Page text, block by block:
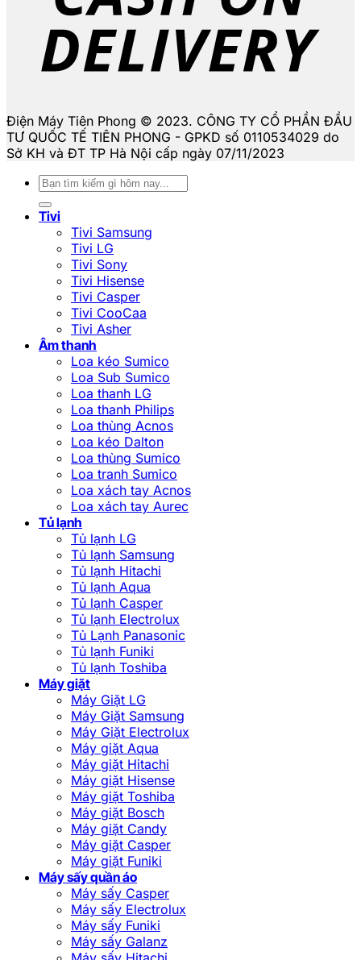
Điện Máy Tiên Phong © 2023. CÔNG TY CỔ PHẦN ĐẦU
TƯ QUỐC TẾ TIÊN PHONG - GPKD số 0110534029 do
Sở KH và ĐT TP Hà Nội cấp ngày 07/11/2023
Tìm
kiếm:
Tivi
Tivi Samsung
Tivi LG
Tivi Sony
Tivi Hisense
Tivi Casper
Tivi CooCaa
Tivi Asher
Âm thanh
Loa kéo Sumico
Loa Sub Sumico
Loa thanh LG
Loa thanh Philips
Loa thùng Acnos
Loa kéo Dalton
Loa thùng Sumico
Loa tranh Sumico
Loa xách tay Acnos
Loa xách tay Aurec
Tủ lạnh
Tủ lạnh LG
Tủ lạnh Samsung
Tủ lạnh Hitachi
Tủ lạnh Aqua
Tủ lạnh Casper
Tủ lạnh Electrolux
Tủ Lạnh Panasonic
Tủ lạnh Funiki
Tủ lạnh Toshiba
Máy giặt
Máy Giặt LG
Máy Giặt Samsung
Máy Giặt Electrolux
Máy giặt Aqua
Máy giặt Hitachi
Máy giặt Hisense
Máy giặt Toshiba
Máy giặt Bosch
Máy giặt Candy
Máy giặt Casper
Máy giặt Funiki
Máy sấy quần áo
Máy sấy Casper
Máy sấy Electrolux
Máy sấy Funiki
Máy sấy Galanz